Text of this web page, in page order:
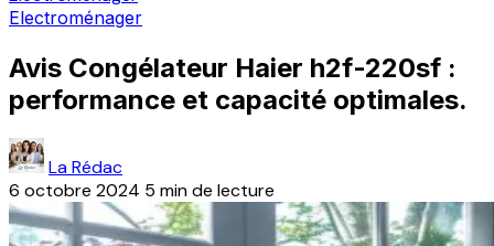
Electroménager
Avis Congélateur Haier h2f-220sf :
performance et capacité optimales.
La Rédac
6 octobre 2024 5 min de lecture